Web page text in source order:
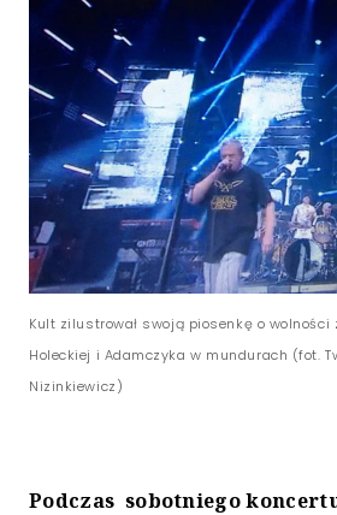
Kult zilustrował swoją piosenkę o wolności
Holeckiej i Adamczyka w mundurach (fot.
Nizinkiewicz)
Podczas sobotniego